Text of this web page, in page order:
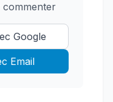
Google
Email